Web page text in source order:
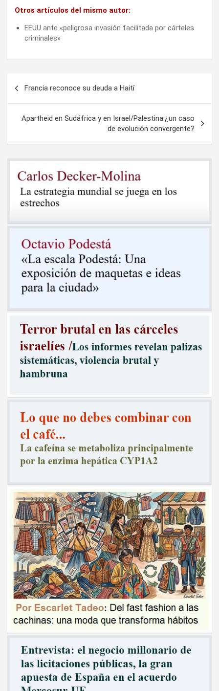
Otros artículos del mismo autor:
EEUU ante «peligrosa invasión facilitada por cárteles
criminales»
entradas
Francia reconoce su deuda a Haití
Apartheid en Sudáfrica y en Israel/Palestina:¿un caso
de evolución convergente?